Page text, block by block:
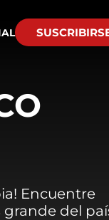
Encuentre
grande del